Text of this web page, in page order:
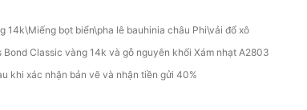
14k\Miếng bọt biển\pha lê bauhinia châu Phi\vải đổ xô
Bond Classic vàng 14k và gỗ nguyên khối Xám nhạt A2803
khi xác nhận bản vẽ và nhận tiền gửi 40%